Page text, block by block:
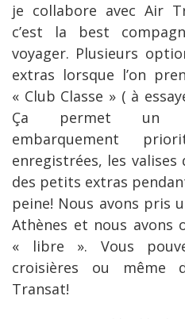
je collabore avec Air
c’est la best
voyager. Plusieurs
extras lorsque l’on
« Club Classe » ( à
Ça permet un
embarquement
enregistrées, les
des petits extras
peine! Nous avons pris
Athènes et nous
« libre ». Vous
croisières ou même
Transat!